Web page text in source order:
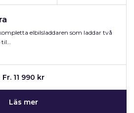
elbilsladdaren som laddar två
til…
Fr. 11 990 kr
Läs mer